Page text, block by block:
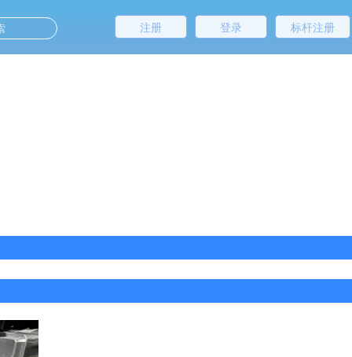
标杆注册
登录
注册